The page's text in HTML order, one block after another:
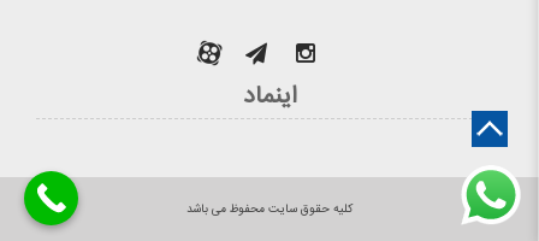
اینماد
کلیه حقوق سایت محفوظ می باشد